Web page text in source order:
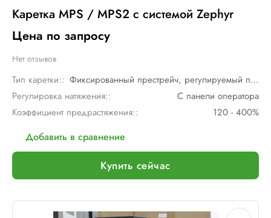
Каретка MPS / MPS2 с системой Zephyr
Цена по запросу
Нет отзывов
Тип каретки::
Фиксированный престрейч, регулируемый престрейч
Регулировка натяжения::
С панели оператора
Коэффициент предрастяжения::
120 - 400%
Добавить в сравнение
Купить сейчас